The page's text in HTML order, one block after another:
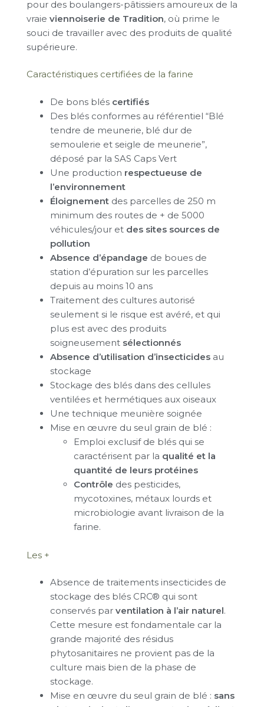
pour des boulangers-pâtissiers amoureux de la
vraie viennoiserie de Tradition, où prime le
souci de travailler avec des produits de qualité
supérieure.
Caractéristiques certifiées de la farine
De bons blés certifiés
Des blés conformes au référentiel “Blé
tendre de meunerie, blé dur de
semoulerie et seigle de meunerie”,
déposé par la SAS Caps Vert
Une production respectueuse de
l’environnement
Éloignement des parcelles de 250 m
minimum des routes de + de 5000
véhicules/jour et des sites sources de
pollution
Absence d’épandage de boues de
station d’épuration sur les parcelles
depuis au moins 10 ans
Traitement des cultures autorisé
seulement si le risque est avéré, et qui
plus est avec des produits
soigneusement sélectionnés
Absence d’utilisation d’insecticides au
stockage
Stockage des blés dans des cellules
ventilées et hermétiques aux oiseaux
Une technique meunière soignée
Mise en œuvre du seul grain de blé :
Emploi exclusif de blés qui se
caractérisent par la qualité et la
quantité de leurs protéines
Contrôle des pesticides,
mycotoxines, métaux lourds et
microbiologie avant livraison de la
farine.
Les +
Absence de traitements insecticides de
stockage des blés CRC® qui sont
conservés par ventilation à l’air naturel.
Cette mesure est fondamentale car la
grande majorité des résidus
phytosanitaires ne provient pas de la
culture mais bien de la phase de
stockage.
Mise en œuvre du seul grain de blé : sans